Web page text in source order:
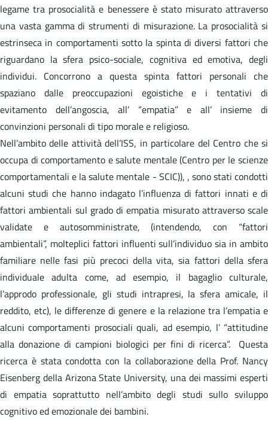
legame tra prosocialità e benessere è stato misurato attraverso
una vasta gamma di strumenti di misurazione. La prosocialità si
estrinseca in comportamenti sotto la spinta di diversi fattori che
riguardano la sfera psico-sociale, cognitiva ed emotiva, degli
individui. Concorrono a questa spinta fattori personali che
spaziano dalle preoccupazioni egoistiche e i tentativi di
evitamento dell’angoscia, all’ “empatia” e all’ insieme di
convinzioni personali di tipo morale e religioso.
Nell’ambito delle attività dell’ISS, in particolare del Centro che si
occupa di comportamento e salute mentale (Centro per le scienze
comportamentali e la salute mentale - SCIC)), , sono stati condotti
alcuni studi che hanno indagato l’influenza di fattori innati e di
fattori ambientali sul grado di empatia misurato attraverso scale
validate e autosomministrate, (intendendo, con “fattori
ambientali”, molteplici fattori influenti sull’individuo sia in ambito
familiare nelle fasi più precoci della vita, sia fattori della sfera
individuale adulta come, ad esempio, il bagaglio culturale,
l’approdo professionale, gli studi intrapresi, la sfera amicale, il
reddito, etc), le differenze di genere e la relazione tra l’empatia e
alcuni comportamenti prosociali quali, ad esempio, l’ “attitudine
alla donazione di campioni biologici per fini di ricerca”. Questa
ricerca è stata condotta con la collaborazione della Prof. Nancy
Eisenberg della Arizona State University, una dei massimi esperti
di empatia soprattutto nell’ambito degli studi sullo sviluppo
cognitivo ed emozionale dei bambini.